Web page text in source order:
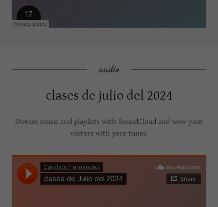
audio
clases de julio del 2024
Stream music and playlists with SoundCloud and wow your
visitors with your tunes.